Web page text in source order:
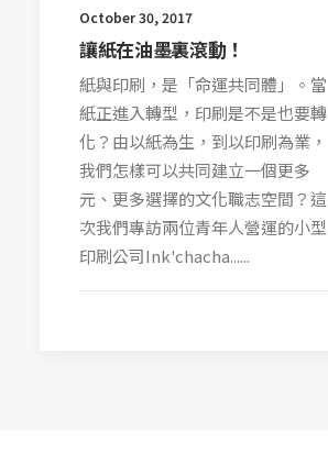
October 30, 2017
讓紙在油墨裏滾動！
紙與印刷，是「命運共同體」。當
紙正進入轉型，印刷是不是也要轉
化？由以紙為生，到以印刷為業，
我們怎樣可以共同建立一個更多
元、更多選擇的文化職志空間？這
次我們專訪兩位青年人營運的小型
印刷公司Ink'chacha......